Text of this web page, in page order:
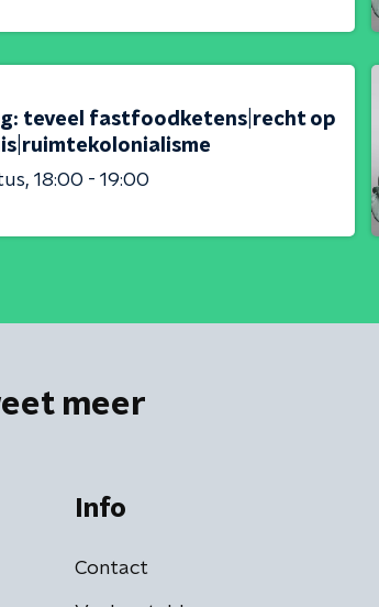
teveel fastfoodketens|recht op
18:00 - 19:00
meer
Info
Contact